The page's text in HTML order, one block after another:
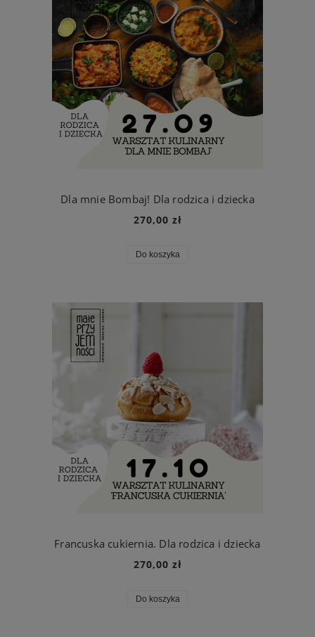
Dla mnie Bombaj! Dla rodzica i dziecka
270,00 zł
Do koszyka
Francuska cukiernia. Dla rodzica i dziecka
270,00 zł
Do koszyka